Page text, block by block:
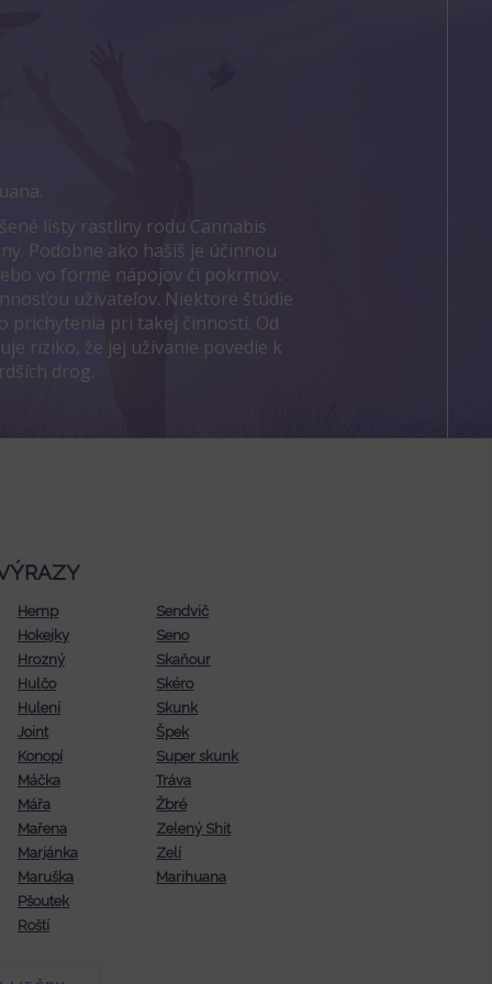
listy rastliny rodu Cannabis
Podobne ako hašiš je účinnou
vo forme nápojov či pokrmov.
užívateľov. Niektoré štúdie
prichytenia pri takej činnosti. Od
riziko, že jej užívanie povedie k
drog.
Hemp
Hokejky
Hrozný
Hulčo
Hulení
Joint
Konopí
Máčka
Mářa
Mařena
Marjánka
Maruška
Pšoutek
Roští
Sendvič
Seno
Skaňour
Skéro
Skunk
Špek
Super skunk
Tráva
Žbré
Zelený Shit
Zelí
Marihuana